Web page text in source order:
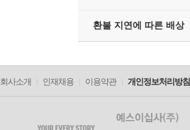
환불 지연에 따른 배상
회사소개 인재채용 이용약관 개인정보처리방침